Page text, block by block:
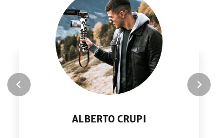
ALBERTO CRUPI